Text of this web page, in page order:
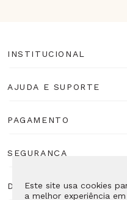
Este site usa cookies
a melhor experiência
INSTITUCIONAL
AJUDA E SUPORTE
PAGAMENTO
SEGURANÇA
DESENVOLVIMENTO